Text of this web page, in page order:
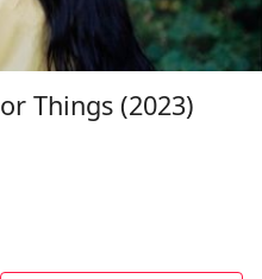
Things (2023)